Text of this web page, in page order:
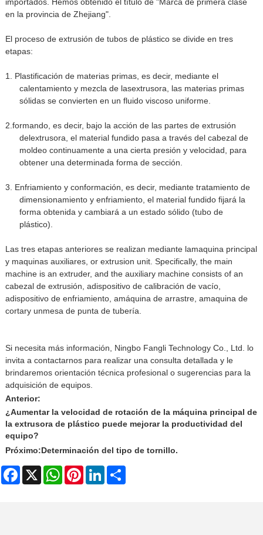
en la provincia de Zhejiang".
El proceso de extrusión de tubos de plástico se divide en tres
etapas:
1. Plastificación de materias primas, es decir, mediante el
calentamiento y mezcla de lasextrusora , las materias primas
sólidas se convierten en un fluido viscoso uniforme.
2. formando, es decir, bajo la acción de las partes de extrusión
delextrusora , el material fundido pasa a través del cabezal de
moldeo continuamente a una cierta presión y velocidad, para
obtener una determinada forma de sección.
3. Enfriamiento y conformación, es decir, mediante tratamiento de
dimensionamiento y enfriamiento, el material fundido fijará la
forma obtenida y cambiará a un estado sólido (tubo de
plástico).
Las tres etapas anteriores se realizan mediante lamaquina principal
y maquinas auxiliares, or extrusion unit. Specifically, the main
machine is an extruder, and the auxiliary machine consists of an
cabezal de extrusión , adispositivo de calibración de vacío,
adispositivo de enfriamiento, amáquina de arrastre, amaquina de
cortary unmesa de punta de tubería
Si necesita más información, Ningbo Fangli Technology Co., Ltd. lo
invita a contactarnos para realizar una consulta detallada y le
brindaremos orientación técnica profesional o sugerencias para la
adquisición de equipos.
Anterior:
¿Aumentar la velocidad de rotación de la máquina principal de
la extrusora de plástico puede mejorar la productividad del
equipo?
Próximo:Determinación del tipo de tornillo.
Facebook
X WhatsAppPinterestLinkedIn